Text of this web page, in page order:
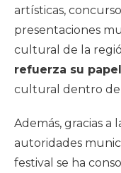
artísticas,
presentaciones
cultural de la
refuerza su
cultural dentro
Además, gracias a
autoridades
festival se ha